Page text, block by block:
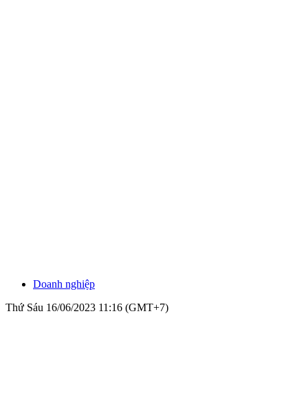
Doanh nghiệp
Thứ Sáu 16/06/2023 11:16 (GMT+7)